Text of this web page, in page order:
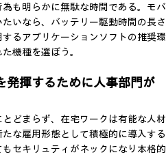
も明らかに無駄な時間である。モバ
いなら、バッテリー駆動時間の長さ
るアプリケーションソフトの推奨環
機種を選ぼう。
発揮するために人事部門が
どまらず、在宅ワークは有能な人材
な雇用形態として積極的に導入する
セキリュティがネックになり本格的